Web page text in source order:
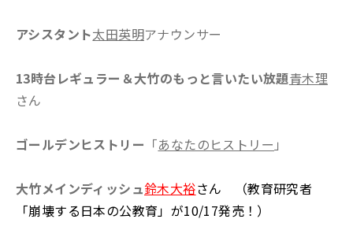
アシスタント太田英明アナウンサー
13時台レギュラー＆大竹のもっと言いたい放題青木理
さん
ゴールデンヒストリー 「あなたのヒストリー 」
大竹メインディッシュ鈴木大裕さん （教育研究者
「崩壊する日本の公教育」が10/17発売！）